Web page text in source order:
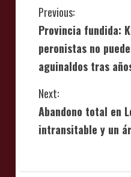
C
o
n
t
i
n
Previous:
Provincia fundida:
peronistas no
aguinaldos tras
Next:
Abandono total en
intransitable y un